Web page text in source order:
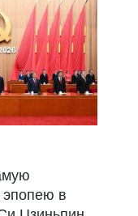
эпопею в